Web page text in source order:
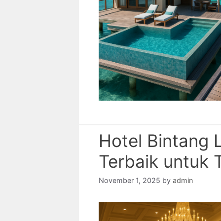
Hotel Bintang
Terbaik untuk
November 1, 2025 by admin